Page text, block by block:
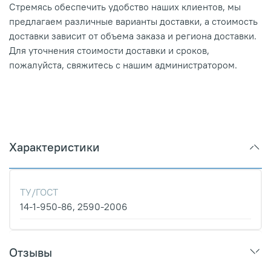
Стремясь обеспечить удобство наших клиентов, мы
предлагаем различные варианты доставки, а стоимость
доставки зависит от объема заказа и региона доставки.
Для уточнения стоимости доставки и сроков,
пожалуйста, свяжитесь с нашим администратором.
Характеристики
ТУ/ГОСТ
14-1-950-86, 2590-2006
Отзывы